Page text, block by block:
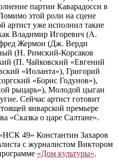
партии Каварадосси в
этой роли на сцене
уже исполнил такие
Владимир Игоревич (А.
Жермон (Дж. Верди
(Н. Римский-Корсаков
(П. Чайковский «Евгений
«Иоланта»), Григорий
«Борис Годунов»),
рыцарь»), Молодой цыган
Сейчас артист готовит
январской премьере
«Сказка о царе Салтане».
49» Константин Захаров
с журналистом Виктором
«Дом культуры».